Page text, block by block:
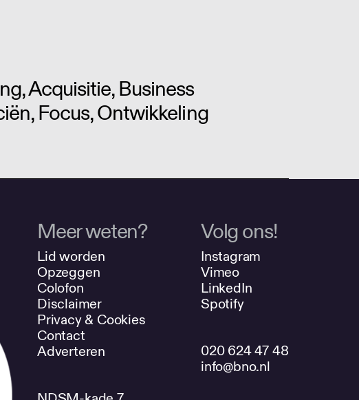
Acquisitie, Business
Focus, Ontwikkeling
Meer weten?
Lid worden
Opzeggen
Colofon
Disclaimer
Privacy & Cookies
Contact
Adverteren
Volg ons!
Instagram
Vimeo
LinkedIn
Spotify
020 624 47 48
info@bno.nl